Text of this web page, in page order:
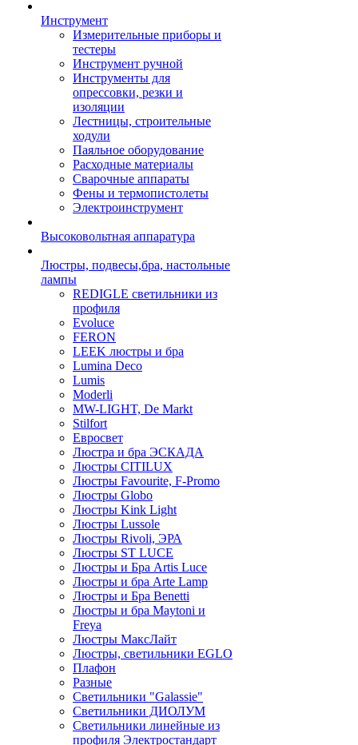
Инструмент
Измерительные приборы и
тестеры
Инструмент ручной
Инструменты для
опрессовки, резки и
изоляции
Лестницы, строительные
ходули
Паяльное оборудование
Расходные материалы
Сварочные аппараты
Фены и термопистолеты
Электроинструмент
Высоковольтная аппаратура
Люстры, подвесы,бра, настольные
лампы
REDIGLE светильники из
профиля
Evoluce
FERON
LEEK люстры и бра
Lumina Deco
Lumis
Moderli
MW-LIGHT, De Markt
Stilfort
Евросвет
Люстра и бра ЭСКАДА
Люстры CITILUX
Люстры Favourite, F-Promo
Люстры Globo
Люстры Kink Light
Люстры Lussole
Люстры Rivoli, ЭРА
Люстры ST LUCE
Люстры и Бра Artis Luce
Люстры и бра Arte Lamp
Люстры и Бра Benetti
Люстры и бра Maytoni и
Freya
Люстры МаксЛайт
Люстры, светильники EGLO
Плафон
Разные
Светильники "Galassie"
Светильники ДИОЛУМ
Светильники линейные из
профиля Электростандарт